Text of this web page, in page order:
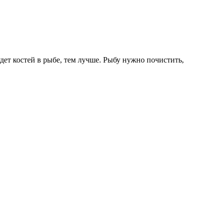
костей в рыбе, тем лучше. Рыбу нужно почистить,